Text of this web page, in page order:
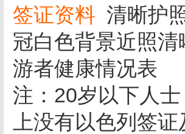
签证资料 清晰护
冠白色背景近照
游者健康情况表
注：20岁以下人
上没有以色列签